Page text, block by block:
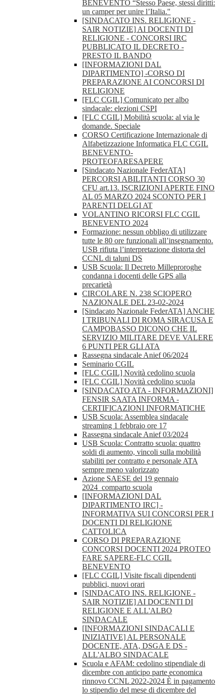
BENEVENTO “Stesso Paese, stessi diritti:
un camper per unire l’Italia."
[SINDACATO INS. RELIGIONE -
SAIR NOTIZIE] AI DOCENTI DI
RELIGIONE - CONCORSI IRC
PUBBLICATO IL DECRETO -
PRESTO IL BANDO
[INFORMAZIONI DAL
DIPARTIMENTO] -CORSO DI
PREPARAZIONE AI CONCORSI DI
RELIGIONE
[FLC CGIL] Comunicato per albo
sindacale: elezioni CSPI
[FLC CGIL] Mobilità scuola: al via le
domande. Speciale
CORSO Certificazione Internazionale di
Alfabetizzazione Informatica FLC CGIL
BENEVENTO-
PROTEOFARESAPERE
[Sindacato Nazionale FederATA]
PERCORSI ABILITANTI CORSO 30
CFU art.13. ISCRIZIONI APERTE FINO
AL 05 MARZO 2024 SCONTO PER I
PARENTI DELGI AT
VOLANTINO RICORSI FLC CGIL
BENEVENTO 2024
Formazione: nessun obbligo di utilizzare
tutte le 80 ore funzionali all’insegnamento.
USB rifiuta l’interpretazione distorta del
CCNL di taluni DS
USB Scuola: Il Decreto Milleproroghe
condanna i docenti delle GPS alla
precarietà
CIRCOLARE N. 238 SCIOPERO
NAZIONALE DEL 23-02-2024
[Sindacato Nazionale FederATA] ANCHE
I TRIBUNALI DI ROMA SIRACUSA E
CAMPOBASSO DICONO CHE IL
SERVIZIO MILITARE DEVE VALERE
6 PUNTI PER GLI ATA
Rassegna sindacale Anief 06/2024
Seminario CGIL
[FLC CGIL] Novità cedolino scuola
[FLC CGIL] Novità cedolino scuola
[SINDACATO ATA - INFORMAZIONI]
FENSIR SAATA INFORMA -
CERTIFICAZIONI INFORMATICHE
USB Scuola: Assemblea sindacale
streaming 1 febbraio ore 17
Rassegna sindacale Anief 03/2024
USB Scuola: Contratto scuola: quattro
soldi di aumento, vincoli sulla mobilità
stabiliti per contratto e personale ATA
sempre meno valorizzato
Azione SAESE del 19 gennaio
2024_comparto scuola
[INFORMAZIONI DAL
DIPARTIMENTO IRC] -
INFORMATIVA SUI CONCORSI PER I
DOCENTI DI RELIGIONE
CATTOLICA
CORSO DI PREPARAZIONE
CONCORSI DOCENTI 2024 PROTEO
FARE SAPERE-FLC CGIL
BENEVENTO
[FLC CGIL] Visite fiscali dipendenti
pubblici, nuovi orari
[SINDACATO INS. RELIGIONE -
SAIR NOTIZIE] AI DOCENTI DI
RELIGIONE E ALL'ALBO
SINDACALE
[INFORMAZIONI SINDACALI E
INIZIATIVE] AL PERSONALE
DOCENTE, ATA, DSGA E DS -
ALL'ALBO SINDACALE
Scuola e AFAM: cedolino stipendiale di
dicembre con anticipo parte economica
rinnovo CCNL 2022-2024 È in pagamento
lo stipendio del mese di dicembre del